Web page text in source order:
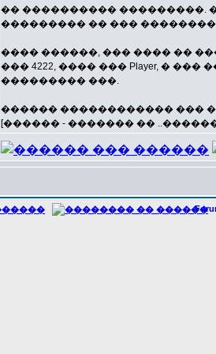
�� ���������� ���������.
��������� �� ���
���� ������, ��� ���� ��
��� 4222, ���� ��� Player, �
��������� ���.
������ ������������ ���
[������ - ������� ��